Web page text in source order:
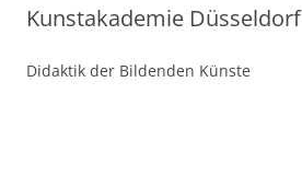
Kunstakademie Düsseldorf
Didaktik der Bildenden Künste